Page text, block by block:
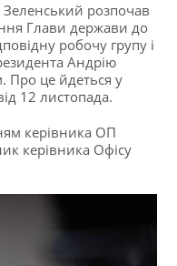
розпочав
Глави держави до
робочу групу і
Андрію
Про це йдеться у
12 листопада.
керівника ОП
керівника Офісу